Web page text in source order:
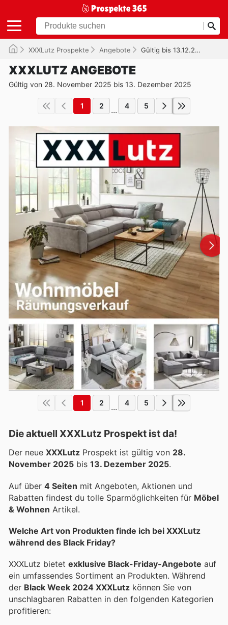
XXXLutz Prospekte Angebote Gültig bis 13.12.2025
XXXLUTZ ANGEBOTE
Gültig von 28. November 2025 bis 13. Dezember 2025
1 2 ... 4 5
1 2 ... 4 5
Die aktuell XXXLutz Prospekt ist da!
Der neue XXXLutz Prospekt ist gültig von 28.
November 2025 bis 13. Dezember 2025.
Auf über 4 Seiten mit Angeboten, Aktionen und
Rabatten findest du tolle Sparmöglichkeiten für Möbel
& Wohnen Artikel.
Welche Art von Produkten finde ich bei XXXLutz
während des Black Friday?
XXXLutz bietet exklusive Black-Friday-Angebote auf
ein umfassendes Sortiment an Produkten. Während
der Black Week 2024 XXXLutz können Sie von
unschlagbaren Rabatten in den folgenden Kategorien
profitieren: